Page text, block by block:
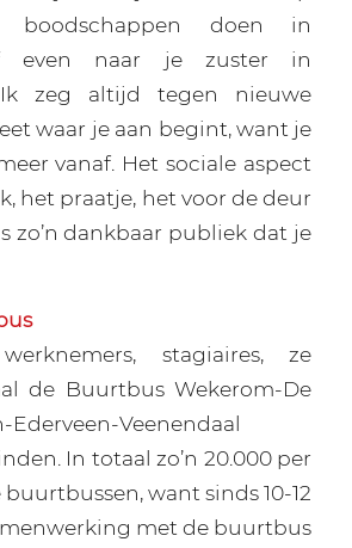
boodschappen doen in
even naar je zuster in
Ik zeg altijd tegen nieuwe
waar je aan begint, want je
vanaf. Het sociale aspect
het praatje, het voor de deur
zo’n dankbaar publiek dat je
werknemers, stagiaires, ze
de Buurtbus Wekerom-De
Ederveen-Veenendaal
In totaal zo’n 20.000 per
want sinds 10-12
met de buurtbus